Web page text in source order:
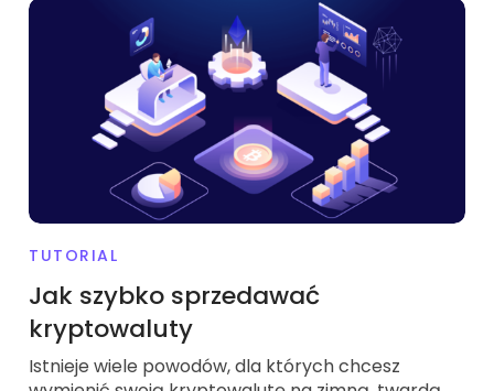
TUTORIAL
Jak szybko sprzedawać
kryptowaluty
Istnieje wiele powodów, dla których chcesz